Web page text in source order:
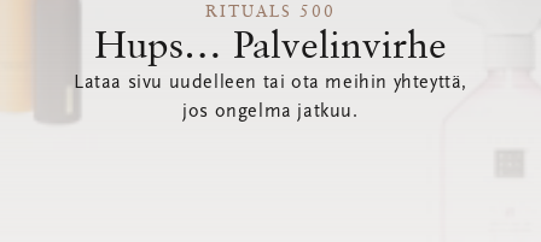
RITUALS 500
Hups… Palvelinvirhe
Lataa sivu uudelleen tai ota meihin yhteyttä,
jos ongelma jatkuu.